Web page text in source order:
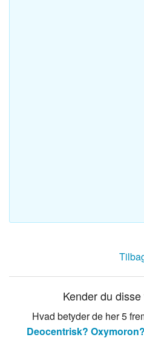
Kender du
Hvad betyder de her 5
Deocentrisk? Oxymoron?